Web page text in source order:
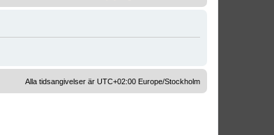
Alla tidsangivelser är UTC+02:00 Europe/Stockholm